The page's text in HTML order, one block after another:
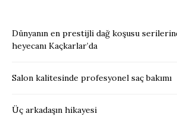
Dünyanın en prestijli dağ koşusu
heyecanı Kaçkarlar’da
Salon kalitesinde profesyonel saç bakımı
Üç arkadaşın hikayesi